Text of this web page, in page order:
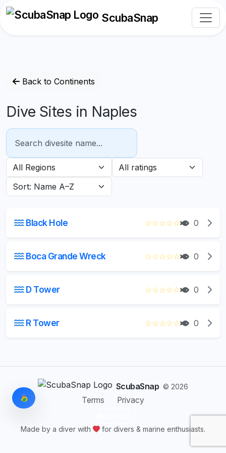
ScubaSnap
Back to Continents
Dive Sites in Naples
Black Hole ☆☆☆☆☆ 0
Boca Grande Wreck ☆☆☆☆☆ 0
D Tower ☆☆☆☆☆ 0
R Tower ☆☆☆☆☆ 0
ScubaSnap © 2026
Terms Privacy
Made by a diver with
for divers & marine enthusiasts.